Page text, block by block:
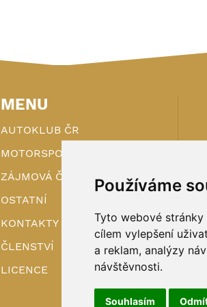
Používáme
Tyto webové
cílem vylepšení
a reklam, analýzy
návštěvnosti.
Souhlasím
MENU
AUTOKLUB ČR
MOTORSPORT
ZÁJMOVÁ ČINNOST
OSTATNÍ
KONTAKTY
ČLENSTVÍ
LICENCE